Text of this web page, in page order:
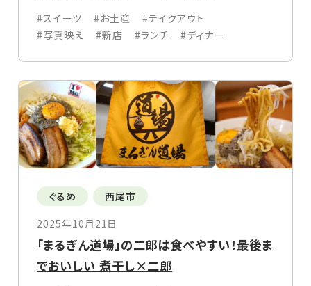
#スイーツ #お土産
#テイクアウト
#写真映え
#新店 #ランチ #ディナー
ぐるめ
西尾市
2025年10月21日
「まるぎん道場」の二郎は食べやすい！最後ま
でおいしい 煮干し×二郎